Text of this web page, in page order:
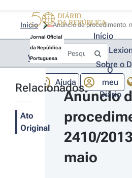
Jornal Oficial
da República
Portuguesa
Início
Sobre o
Ajuda
O
meu
Diário
Início
Voltar
Relacionados
Ato
Original
Anúncio
2410/
maio